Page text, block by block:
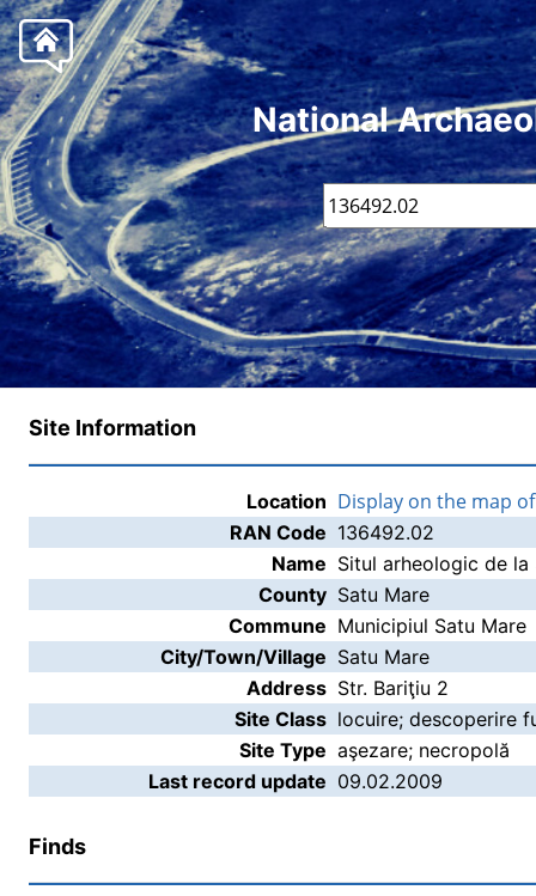
National
Site Information
Location Display on the map
RAN Code 136492.02
Name Situl arheologic de
County Satu Mare
Commune Municipiul Satu Mare
City/Town/Village Satu Mare
Address Str. Bariţiu 2
Site Class locuire; descoperire
Site Type aşezare; necropolă
Last record update 09.02.2009
Finds